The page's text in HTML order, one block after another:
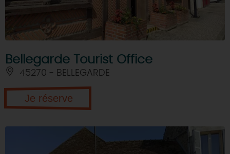
Bellegarde Tourist Office
45270 - BELLEGARDE
Je réserve